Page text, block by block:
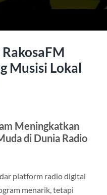
Musisi Lokal
Meningkatkan
di Dunia Radio
platform radio digital
menarik, tetapi